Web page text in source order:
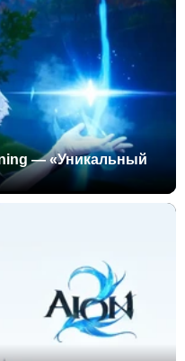
— «Уникальный